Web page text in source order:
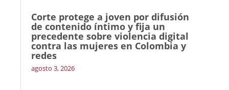
Corte protege a joven por difusión
de contenido íntimo y fija un
precedente sobre violencia digital
contra las mujeres en Colombia y
redes
agosto 3, 2026